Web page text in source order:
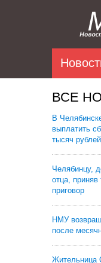
ВСЕ
В
выплатить
тысяч рублей
Челябинцу,
отца, приняв
приговор
НМУ
после
Жительница